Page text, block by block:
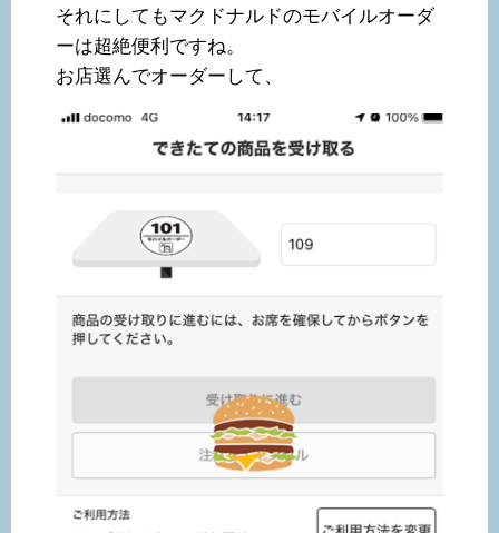
それにしてもマクドナルドのモバイルオーダ
ーは超絶便利ですね。
お店選んでオーダーして、